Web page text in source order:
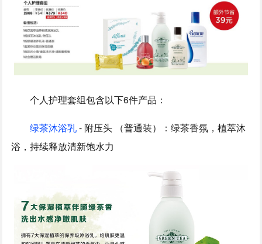
个人护理套组包含以下6件产品：
绿茶沐浴乳- 附压头 （普通装）：绿茶香氛，植萃沐
浴，持续释放清新饱水力